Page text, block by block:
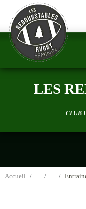
LES
CLUB
Accueil
Panneau de gestion des